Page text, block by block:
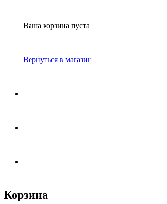
Ваша корзина пуста
Вернуться в магазин
Корзина